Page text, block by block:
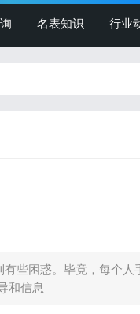
名表知识 行业
些困惑。毕竟，每个
和信息